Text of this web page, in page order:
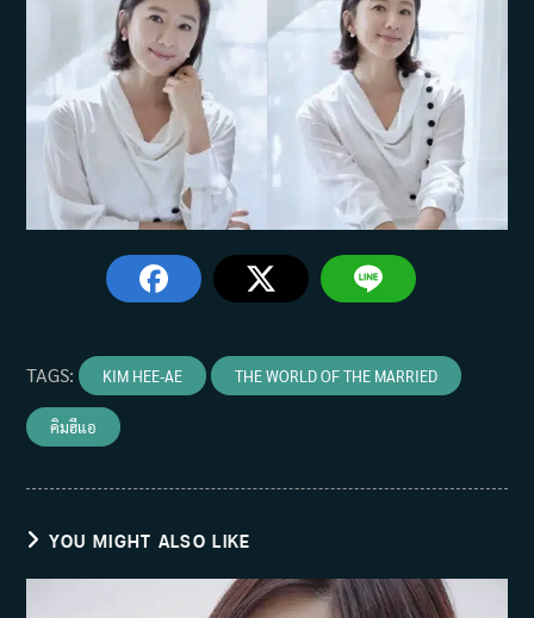
TAGS: KIM HEE-AE THE WORLD OF THE MARRIED
คิมฮีแอ
YOU MIGHT ALSO LIKE